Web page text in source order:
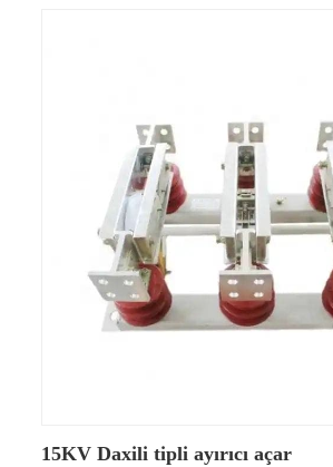
15KV Daxili tipli ayırıcı açar